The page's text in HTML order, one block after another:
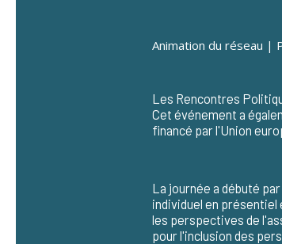
Animation du réseau |
Les Rencontres
Cet événement a
financé par l'Union
La journée a débuté
individuel en présentiel
les perspectives de
pour l'inclusion des